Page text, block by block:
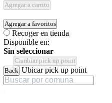
Agregar a carrito
Agregar a favoritos
Recoger en tienda
Disponible en:
Sin seleccionar
Cambiar pick up point
Back Ubicar pick up point